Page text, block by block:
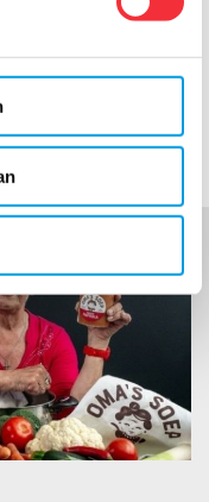
Animal Food